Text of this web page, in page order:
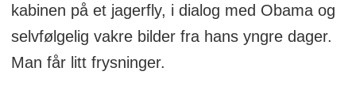
kabinen på et jagerfly, i dialog med Obama og
selvfølgelig vakre bilder fra hans yngre dager.
Man får litt frysninger.